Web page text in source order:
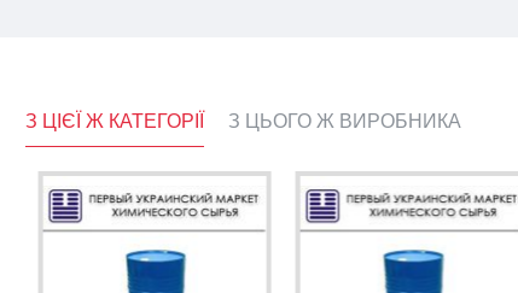
З ЦІЄЇ Ж КАТЕГОРІЇ З ЦЬОГО Ж ВИРОБНИКА